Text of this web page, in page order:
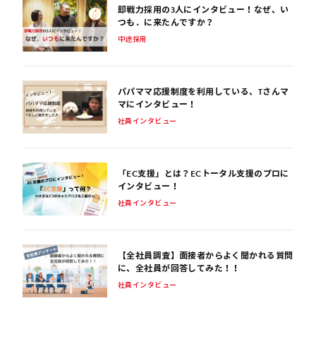
即戦力採用の3人にインタビュー！なぜ、い
つも．に来たんですか？
中途採用
パパママ応援制度を利用している、Tさんマ
マにインタビュー！
社員インタビュー
「EC支援」とは？ECトータル支援のプロに
インタビュー！
社員インタビュー
【全社員調査】面接者からよく聞かれる質問
に、全社員が回答してみた！！
社員インタビュー